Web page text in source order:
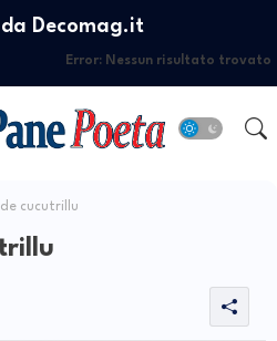
Decomag.it
Error: Nessun risultato trovato
cucutrillu